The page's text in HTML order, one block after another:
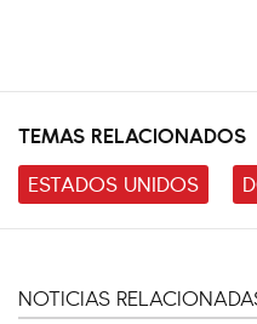
TEMAS RELACIONADOS
ESTADOS UNIDOS
NOTICIAS